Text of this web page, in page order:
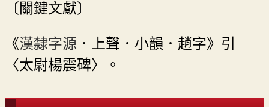
〔關鍵文獻〕
《漢隸字源 ．上聲．小韻．趙字》引
〈太尉楊震碑〉。